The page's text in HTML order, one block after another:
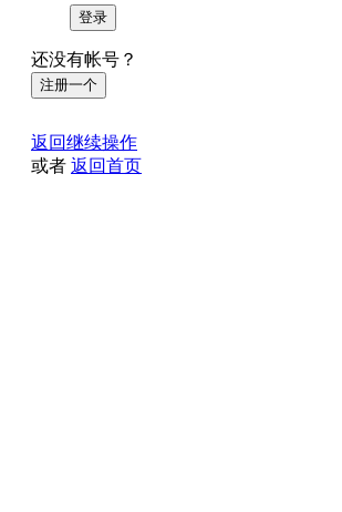
登录
还没有帐号？
注册一个
返回继续操作
或者 返回首页